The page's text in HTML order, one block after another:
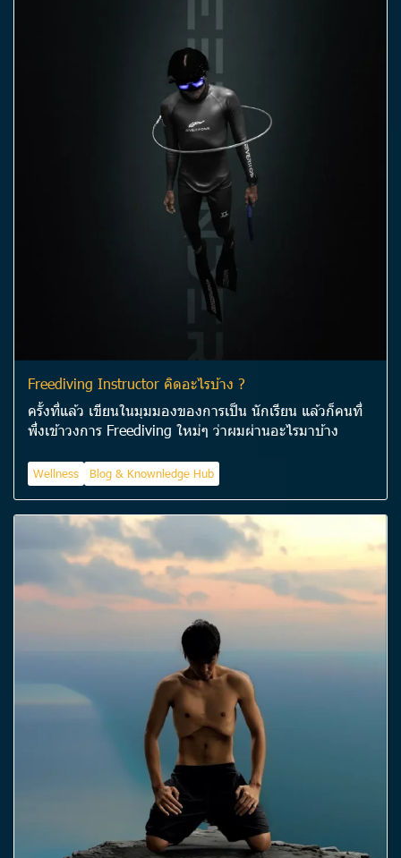
Freediving Instructor คิดอะไรบ้าง ?
ครั้งที่แล้ว เขียนในมุมมองของการเป็น นักเรียน แล้วก็คนที่
พึ่งเข้าวงการ Freediving ใหม่ๆ ว่าผมผ่านอะไรมาบ้าง
Wellness Blog & Knownledge Hub